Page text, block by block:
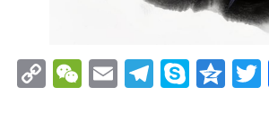
CopyWeChat
Email Skype